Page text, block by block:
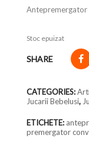
Antepremergator
Stoc epuizat
SHARE
CATEGORIES:
Jucarii Bebelusi,
ETICHETE:
premergator